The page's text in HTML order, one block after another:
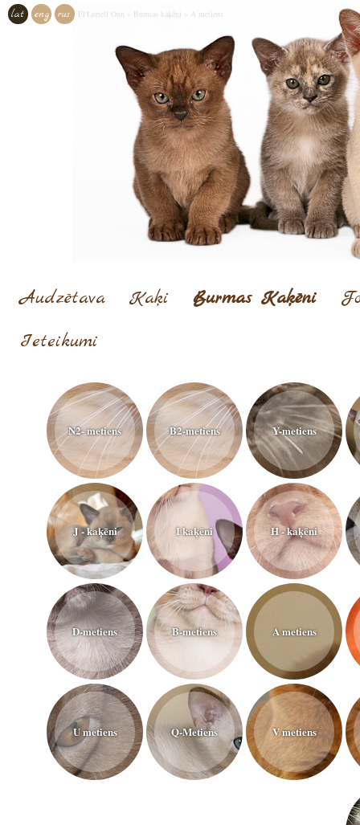
lat eng rus El'Loriell Onn Burmas kaķēni A metiens
Audzētava Kaķi Burmas Kaķēni
Ieteikumi
N2- metiens B2-metiens Y-metiens
J - kaķēni I kaķēni H - kaķēni
D-metiens B-metiens A metiens
U metiens Q-Metiens V metiens